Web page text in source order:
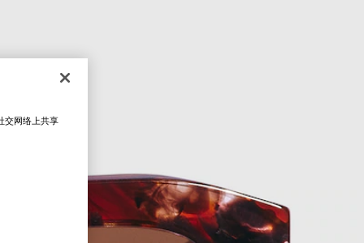
交网络上共享